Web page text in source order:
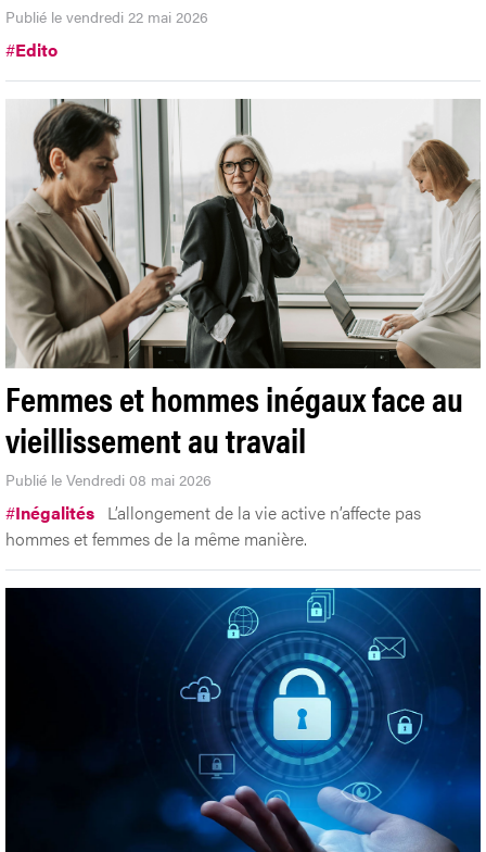
Publié le vendredi 22 mai 2026
#Edito
Femmes et hommes inégaux face au
vieillissement au travail
Publié le Vendredi 08 mai 2026
#Inégalités L’allongement de la vie active n’affecte pas
hommes et femmes de la même manière.